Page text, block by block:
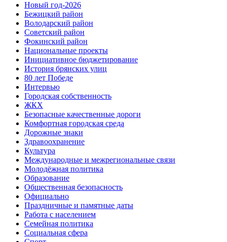
Новый год-2026
Бежицкий район
Володарский район
Советский район
Фокинский район
Национальные проекты
Инициативное бюджетирование
История брянских улиц
80 лет Победе
Интервью
Городская собственность
ЖКХ
Безопасные качественные дороги
Комфортная городская среда
Дорожные знаки
Здравоохранение
Культура
Международные и межрегиональные связи
Молодёжная политика
Образование
Общественная безопасность
Официально
Праздничные и памятные даты
Работа с населением
Семейная политика
Социальная сфера